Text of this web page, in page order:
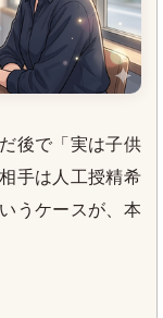
後で「実は子供
手は人工授精希
うケースが、本